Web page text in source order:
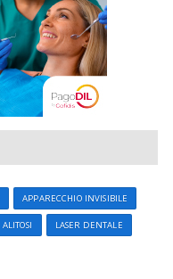
APPARECCHIO INVISIBILE
ALITOSI LASER DENTALE